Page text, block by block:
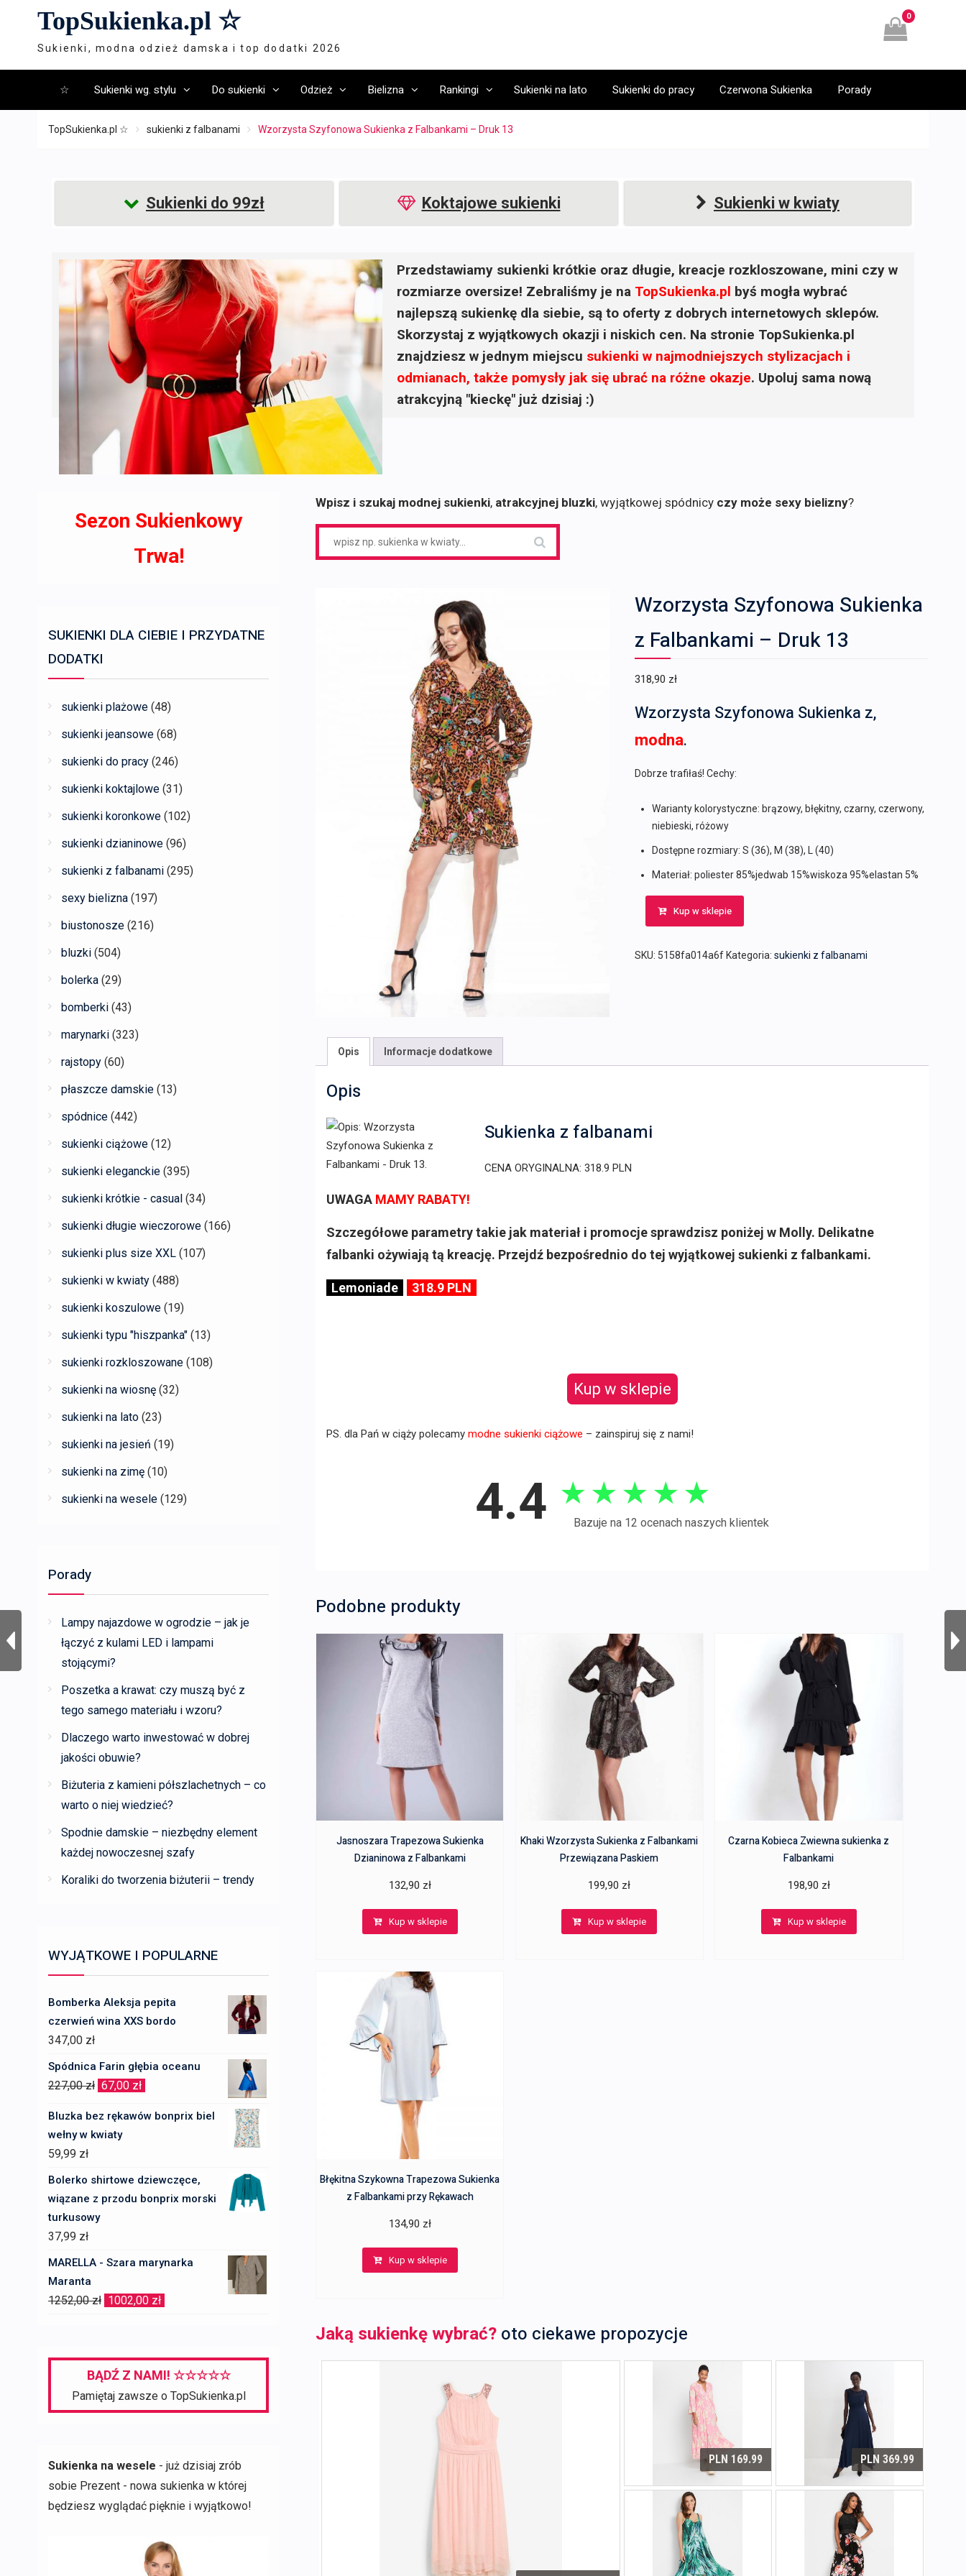
TopSukienka.pl ☆
Sukienki, modna odzież damska i top dodatki 2026
0
☆ Sukienki wg. stylu Do sukienki Odzież Bielizna Rankingi Sukienki na lato Sukienki do pracy Czerwona Sukienka Porady
TopSukienka.pl ☆ sukienki z falbanami Wzorzysta Szyfonowa Sukienka z Falbankami – Druk 13
Sukienki do 99zł Koktajowe sukienki Sukienki w kwiaty
Przedstawiamy sukienki krótkie oraz długie, kreacje rozkloszowane, mini czy w
rozmiarze oversize! Zebraliśmy je na TopSukienka.pl byś mogła wybrać
najlepszą sukienkę dla siebie, są to oferty z dobrych internetowych sklepów.
Skorzystaj z wyjątkowych okazji i niskich cen. Na stronie TopSukienka.pl
znajdziesz w jednym miejscu sukienki w najmodniejszych stylizacjach i
odmianach, także pomysły jak się ubrać na różne okazje. Upoluj sama nową
atrakcyjną "kieckę" już dzisiaj :)
Wpisz i szukaj modnej sukienki, atrakcyjnej bluzki, wyjątkowej spódnicy czy może sexy bielizny?
Wzorzysta Szyfonowa Sukienka
z Falbankami – Druk 13
318,90 zł
Wzorzysta Szyfonowa Sukienka z,
modna.
Dobrze trafiłaś! Cechy:
Warianty kolorystyczne: brązowy, błękitny, czarny, czerwony,
niebieski, różowy
Dostępne rozmiary: S (36), M (38), L (40)
Materiał: poliester 85%jedwab 15%wiskoza 95%elastan 5%
Kup w sklepie
SKU: 5158fa014a6f Kategoria: sukienki z falbanami
Opis Informacje dodatkowe
Opis
Sukienka z falbanami
CENA ORYGINALNA: 318.9 PLN
UWAGA MAMY RABATY!
Szczegółowe parametry takie jak materiał i promocje sprawdzisz poniżej w Molly. Delikatne
falbanki ożywiają tą kreację. Przejdź bezpośrednio do tej wyjątkowej sukienki z falbankami.
Lemoniade 318.9 PLN
Kup w sklepie
PS. dla Pań w ciąży polecamy modne sukienki ciążowe – zainspiruj się z nami!
4.4 ★ ★ ★ ★ ★
Bazuje na 12 ocenach naszych klientek
Podobne produkty
Jasnoszara Trapezowa Sukienka
Dzianinowa z Falbankami
132,90 zł
Kup w sklepie
Khaki Wzorzysta Sukienka z Falbankami
Przewiązana Paskiem
199,90 zł
Kup w sklepie
Czarna Kobieca Zwiewna sukienka z
Falbankami
198,90 zł
Kup w sklepie
Błękitna Szykowna Trapezowa Sukienka
z Falbankami przy Rękawach
134,90 zł
Kup w sklepie
Jaką sukienkę wybrać? oto ciekawe propozycje
Sezon Sukienkowy
Trwa!
SUKIENKI DLA CIEBIE I PRZYDATNE
DODATKI
sukienki plażowe (48)
sukienki jeansowe (68)
sukienki do pracy (246)
sukienki koktajlowe (31)
sukienki koronkowe (102)
sukienki dzianinowe (96)
sukienki z falbanami (295)
sexy bielizna (197)
biustonosze (216)
bluzki (504)
bolerka (29)
bomberki (43)
marynarki (323)
rajstopy (60)
płaszcze damskie (13)
spódnice (442)
sukienki ciążowe (12)
sukienki eleganckie (395)
sukienki krótkie - casual (34)
sukienki długie wieczorowe (166)
sukienki plus size XXL (107)
sukienki w kwiaty (488)
sukienki koszulowe (19)
sukienki typu "hiszpanka" (13)
sukienki rozkloszowane (108)
sukienki na wiosnę (32)
sukienki na lato (23)
sukienki na jesień (19)
sukienki na zimę (10)
sukienki na wesele (129)
Porady
Lampy najazdowe w ogrodzie – jak je
łączyć z kulami LED i lampami
stojącymi?
Poszetka a krawat: czy muszą być z
tego samego materiału i wzoru?
Dlaczego warto inwestować w dobrej
jakości obuwie?
Biżuteria z kamieni półszlachetnych – co
warto o niej wiedzieć?
Spodnie damskie – niezbędny element
każdej nowoczesnej szafy
Koraliki do tworzenia biżuterii – trendy
WYJĄTKOWE I POPULARNE
Bomberka Aleksja pepita
czerwień wina XXS bordo
347,00 zł
Spódnica Farin głębia oceanu
227,00zł Pierwotna
wynosiła:
227,00 zł.
67,00 zł
wynosi:
Bluzka bez rękawów bonprix biel
wełny w kwiaty
59,99 zł
Bolerko shirtowe dziewczęce,
wiązane z przodu bonprix morski
turkusowy
37,99 zł
MARELLA - Szara marynarka
Maranta
1252,00zł Pierwotna
1252,00 zł.
1002,00 zł
1002,00 zł.
BĄDŹ Z NAMI! ☆☆☆☆☆
Pamiętaj zawsze o TopSukienka.pl
Sukienka na wesele - już dzisiaj zrób
sobie Prezent - nowa sukienka w której
będziesz wyglądać pięknie i wyjątkowo!